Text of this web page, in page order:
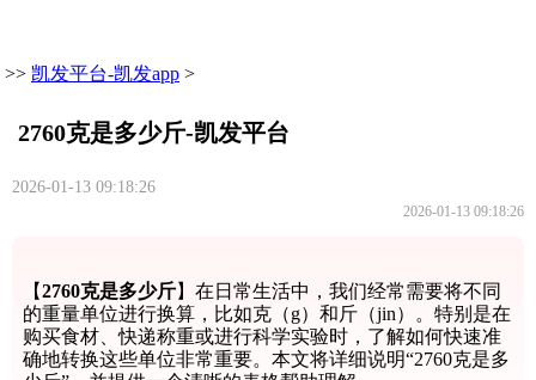
>> 凯发平台-凯发app >
2760克是多少斤-凯发平台
2026-01-13 09:18:26
2026-01-13 09:18:26
【2760克是多少斤】在日常生活中，我们经常需要将不同
的重量单位进行换算，比如克（g）和斤（jin）。特别是在
购买食材、快递称重或进行科学实验时，了解如何快速准
确地转换这些单位非常重要。本文将详细说明“2760克是多